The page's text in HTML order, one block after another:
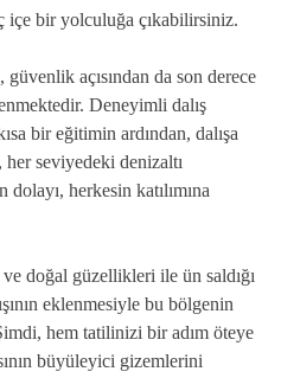
içe bir yolculuğa çıkabilirsiniz.
güvenlik açısından da son derece
Deneyimli dalış
bir eğitimin ardından, dalışa
seviyedeki denizaltı
dolayı, herkesin katılımına
doğal güzellikleri ile ün saldığı
eklenmesiyle bu bölgenin
hem tatilinizi bir adım öteye
büyüleyici gizemlerini